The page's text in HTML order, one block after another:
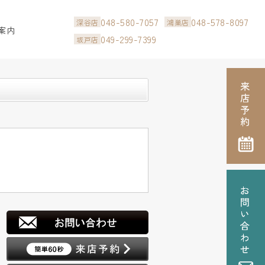
内
深谷店 048-580-7057 鴻巣店 048-578-8097
坂戸店 049-299-7399